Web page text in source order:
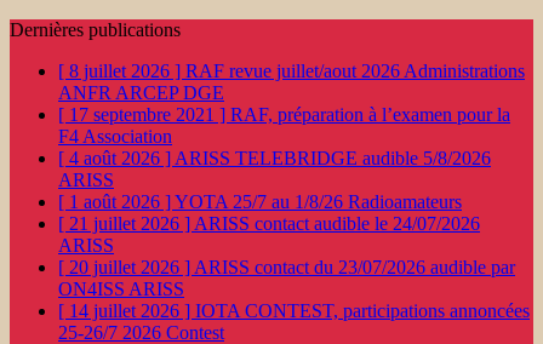
Dernières publications
[ 8 juillet 2026 ] RAF revue juillet/aout 2026 Administrations
ANFR ARCEP DGE
[ 17 septembre 2021 ] RAF, préparation à l’examen pour la
F4 Association
[ 4 août 2026 ] ARISS TELEBRIDGE audible 5/8/2026
ARISS
[ 1 août 2026 ]YOTA 25/7 au 1/8/26 Radioamateurs
[ 21 juillet 2026 ] ARISS contact audible le 24/07/2026
ARISS
[ 20 juillet 2026 ] ARISS contact du 23/07/2026 audible par
ON4ISS ARISS
[ 14 juillet 2026 ] IOTA CONTEST, participations annoncées
25-26/7 2026 Contest